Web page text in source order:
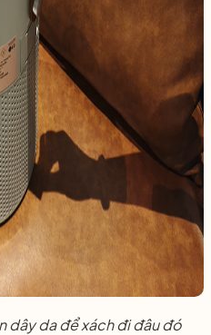
dây da để xách đi đâu đó